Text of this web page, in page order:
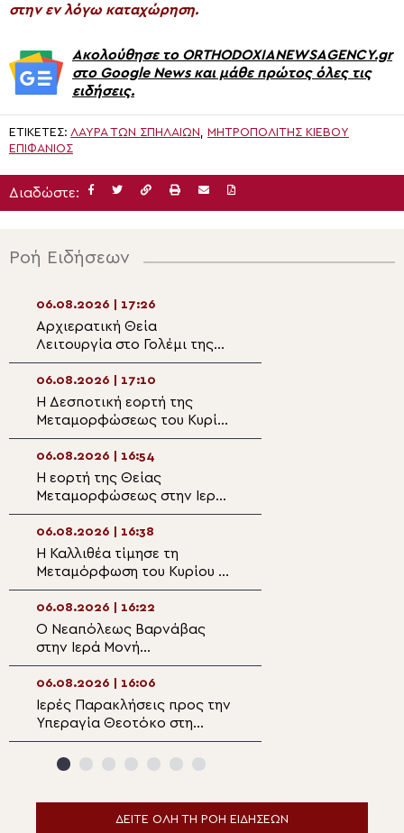
στην εν λόγω καταχώρηση.
Ακολούθησε το ORTHODOXIANEWSAGENCY.gr
στο Google News και μάθε πρώτος όλες τις
ειδήσεις.
ΕΤΙΚΈΤΕΣ: ΛΑΎΡΑ ΤΩΝ ΣΠΗΛΑΊΩΝ
ΜΗΤΡΟΠΟΛΙΤΗΣ ΚΙΕΒΟΥ
ΕΠΙΦΑΝΙΟΣ
Διαδώστε:
Ροή Ειδήσεων
06.08.2026 | 17:26
Αρχιερατική Θεία
Λειτουργία στο Γολέμι της
ορεινής Ναυπακτίας
06.08.2026 | 17:10
Η Δεσποτική εορτή της
Μεταμορφώσεως του Κυρίου
στη Μητρόπολη Πειραιώς
06.08.2026 | 16:54
Η εορτή της Θείας
Μεταμορφώσεως στην Ιερά
Μητρόπολη Κηφισίας
06.08.2026 | 16:38
Η Καλλιθέα τίμησε τη
Μεταμόρφωση του Κυρίου με
τον Επίσκοπο Ρωγών
Φιλόθεο
06.08.2026 | 16:22
Ο Νεαπόλεως Βαρνάβας
στην Ιερά Μονή
Μεταμορφώσεως του
Σωτήρος στο Χορτιάτη
06.08.2026 | 16:06
Ιερές Παρακλήσεις προς την
Υπεραγία Θεοτόκο στη
Μητρόπολη Κορίνθου
ΔΕΙΤΕ ΟΛΗ ΤΗ ΡΟΗ ΕΙΔΗΣΕΩΝ